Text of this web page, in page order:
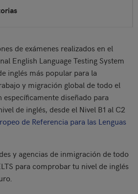
de exámenes realizados en el
English Language Testing System
inglés más popular para la
y migración global de todo el
específicamente diseñado para
de inglés, desde el Nivel B1 al C2
de Referencia para las Lenguas
y agencias de inmigración de todo
para comprobar tu nivel de inglés